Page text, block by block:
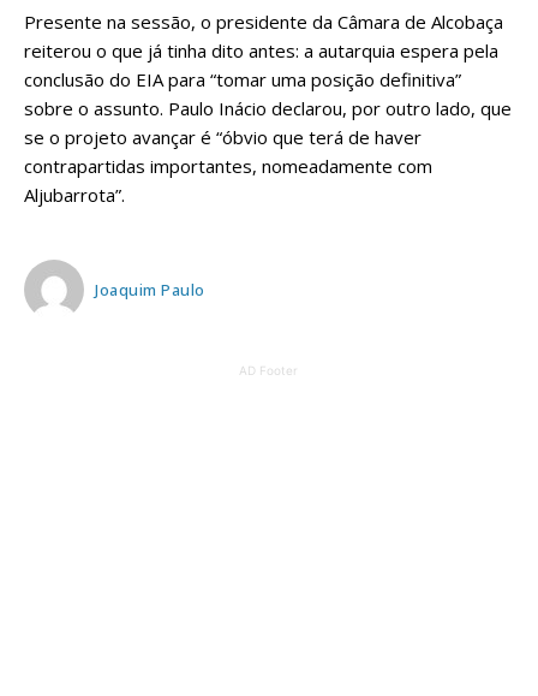
Presente na sessão, o presidente da Câmara de Alcobaça
reiterou o que já tinha dito antes: a autarquia espera pela
conclusão do EIA para “tomar uma posição definitiva”
sobre o assunto. Paulo Inácio declarou, por outro lado, que
se o projeto avançar é “óbvio que terá de haver
contrapartidas importantes, nomeadamente com
Aljubarrota”.
Joaquim Paulo
AD Footer